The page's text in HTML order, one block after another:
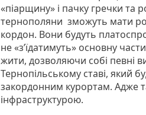
«піарщину» і пачку гречки та
тернополяни зможуть мати
кордон. Вони будуть
не «з’їдатимуть» основну
жити, дозволяючи собі певні
Тернопільському ставі, який
закордонним курортам. Адже
інфраструктурою.